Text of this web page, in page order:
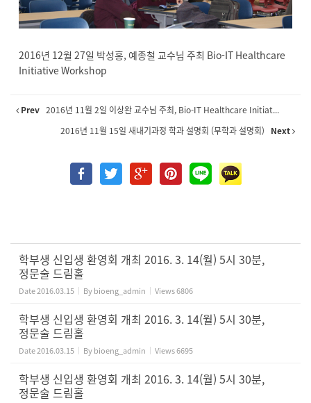
2016년 12월 27일 박성홍, 예종철 교수님 주최 Bio-IT Healthcare
Initiative Workshop
Prev 2016년 11월 2일 이상완 교수님 주최, Bio-IT Healthcare Initiat...
2016년 11월 15일 새내기과정 학과 설명회 (무학과 설명회)
Next
학부생 신입생 환영회 개최 2016. 3. 14(월) 5시 30분,
정문술 드림홀
Date2016.03.15 Bybioeng_admin Views6806
학부생 신입생 환영회 개최 2016. 3. 14(월) 5시 30분,
정문술 드림홀
Date2016.03.15 Bybioeng_admin Views6695
학부생 신입생 환영회 개최 2016. 3. 14(월) 5시 30분,
정문술 드림홀